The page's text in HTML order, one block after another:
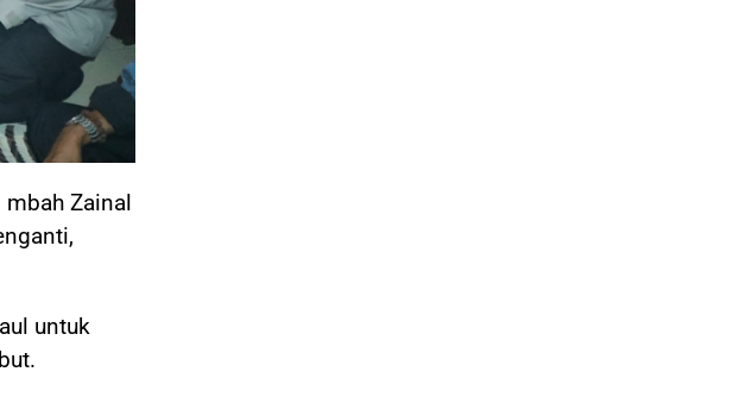
mbah Zainal
untuk